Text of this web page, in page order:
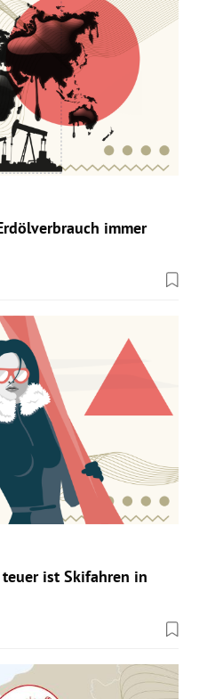
immer
ist Skifahren in